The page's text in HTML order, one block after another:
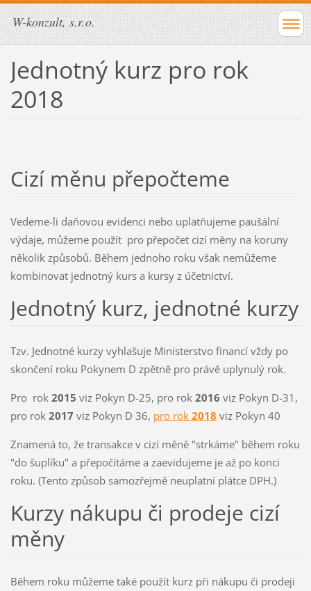
W-konzult, s.r.o.
Jednotný kurz pro rok
2018
Cizí měnu přepočteme
Vedeme-li daňovou evidenci nebo uplatňujeme paušální
výdaje, můžeme použít pro přepočet cizí měny na koruny
několik způsobů. Během jednoho roku však nemůžeme
kombinovat jednotný kurs a kursy z účetnictví.
Jednotný kurz, jednotné kurzy
Tzv. Jednotné kurzy vyhlašuje Ministerstvo financí vždy po
skončení roku Pokynem D zpětně pro právě uplynulý rok.
Pro rok 2015 viz Pokyn D-25, pro rok 2016 viz Pokyn D-31,
pro rok 2017 viz Pokyn D 36, pro rok 2018 viz Pokyn 40
Znamená to, že transakce v cizí měně "strkáme" během roku
"do šuplíku" a přepočítáme a zaevidujeme je až po konci
roku. (Tento způsob samozřejmě neuplatní plátce DPH.)
Kurzy nákupu či prodeje cizí
měny
Během roku můžeme také použít kurz při nákupu či prodeji